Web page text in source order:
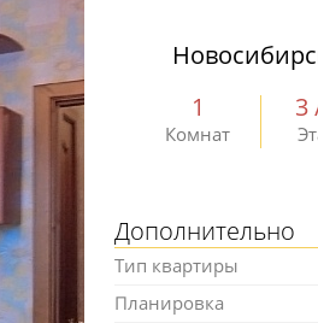
1
Комнат
3
Дополнительно
Тип квартиры
Планировка